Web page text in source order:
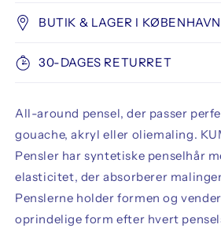
BUTIK & LAGER I KØBENHAVN
30-DAGES RETURRET
All-around pensel, der passer
gouache, akryl eller oliemaling.
Pensler har syntetiske penselhår
elasticitet, der absorberer
Penslerne holder formen og
oprindelige form efter hvert